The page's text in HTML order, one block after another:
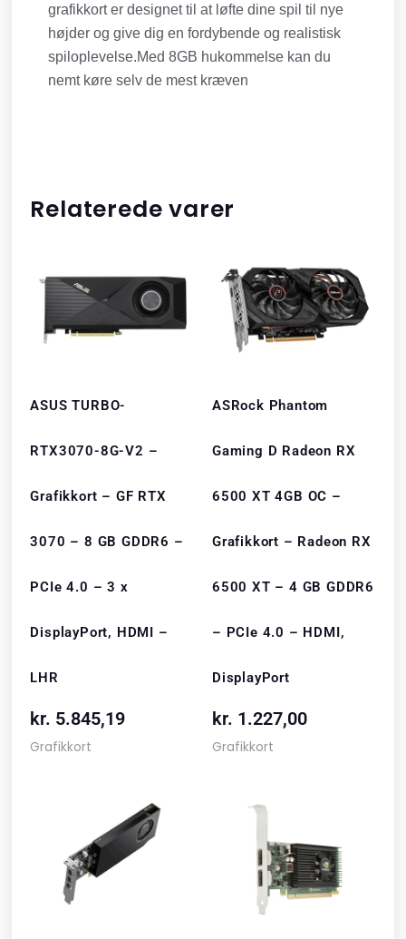
grafikkort er designet til at løfte dine spil til nye
højder og give dig en fordybende og realistisk
spiloplevelse.Med 8GB hukommelse kan du
nemt køre selv de mest kræven
Relaterede varer
ASUS TURBO-
RTX3070-8G-V2 –
Grafikkort – GF RTX
3070 – 8 GB GDDR6 –
PCIe 4.0 – 3 x
DisplayPort, HDMI –
LHR
kr. 5.845,19
Grafikkort
ASRock Phantom
Gaming D Radeon RX
6500 XT 4GB OC –
Grafikkort – Radeon RX
6500 XT – 4 GB GDDR6
– PCIe 4.0 – HDMI,
DisplayPort
kr. 1.227,00
Grafikkort